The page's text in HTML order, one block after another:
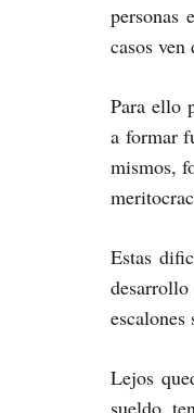
personas
casos
Para ello
a formar
mismos,
Estas
Lejos